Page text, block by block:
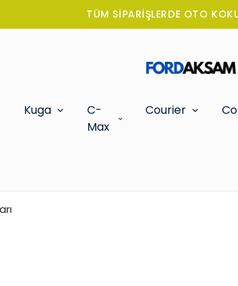
TÜM SİPARİŞLERDE OTO
Kuga
C-
Max
Courier